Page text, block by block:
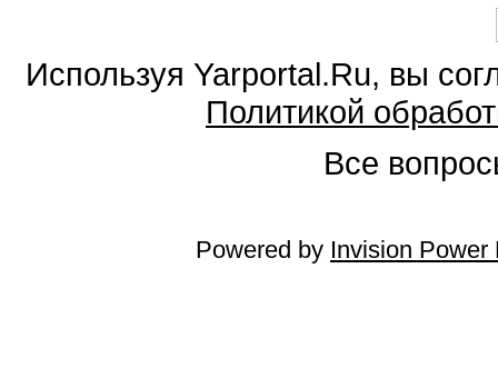
Используя Yarportal.Ru, вы
Политикой
Все
Powered by Invision Power